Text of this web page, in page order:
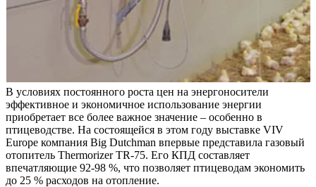
В условиях постоянного роста цен на энергоносители
эффективное и экономичное использование энергии
приобретает все более важное значение – особенно в
птицеводстве. На состоящейся в этом году выставке VIV
Europe компания Big Dutchman впервые представила газовый
отопитель Thermorizer TR-75. Его КПД составляет
впечатляющие 92-98 %, что позволяет птицеводам экономить
до 25 % расходов на отопление.